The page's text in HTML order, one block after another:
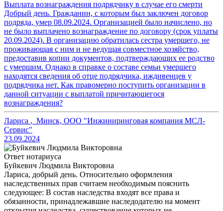
Выплата вознаграждения подрядчику в случае его смерти
Добрый день. Гражданин, с которым был заключен договор
подряда, умер 08.09.2024. Организацией было начислено, но
не было выплачено вознаграждение по договору (срок уплаты
20.09.2024). В организацию обратилась сестра умершего, не
проживающая с ним и не ведущая совместное хозяйство,
предоставив копии документов, подтверждающих ее родство
с умершим. Однако в справке о составе семьи умершего
находятся сведения об отце подрядчика, иждивенцев у
подрядчика нет. Как правомерно поступить организации в
данной ситуации с выплатой причитающегося
вознаграждения?
Лариса , Минск, ООО "Инжиниринговая компания МСЛ-
Сервис"
23.09.2024
Ответ нотариуса
Буйкевич Людмила Викторовна
Лариса, добрый день. Относительно оформления
наследственных прав считаем необходимым пояснить
следующее: В состав наследства входят все права и
обязанности, принадлежавшие наследодателю на момент